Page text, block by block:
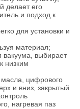
делает его
и подход к
для установки и
материал;
вакуума, выбирает
низким
цифрового
и вниз, закрытый
нагревая паз